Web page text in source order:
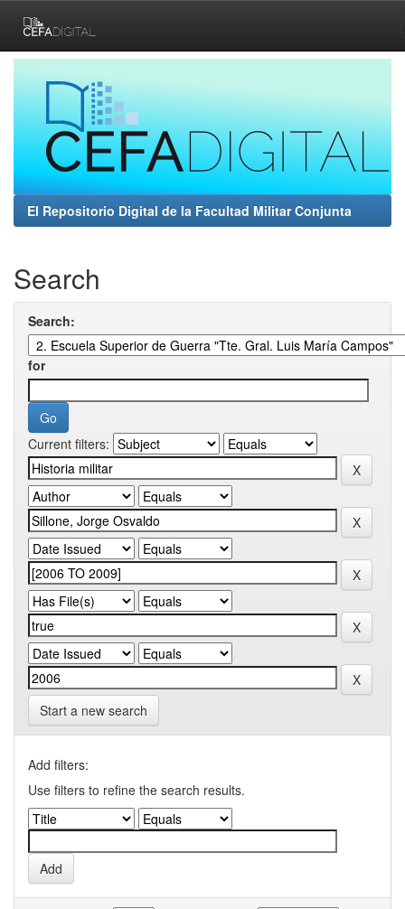
navigation
El Repositorio Digital de la Facultad Militar Conjunta
Search
Search:
for
Current filters:
Start a new search
Add filters:
Use filters to refine the search results.